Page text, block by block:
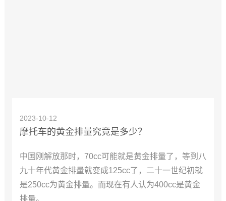
2023-10-12
摩托车的黄金排量究竟是多少？
中国刚解放那时，70cc可能就是黄金排量了，等到八
九十年代黄金排量就变成125cc了，二十一世纪初就
是250cc为黄金排量。而现在有人认为400cc是黄金
排量。